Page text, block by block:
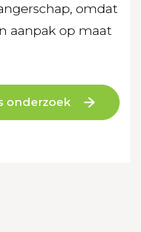
omdat
aanpak op maat
onderzoek